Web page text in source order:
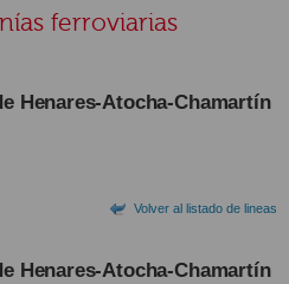
ferroviarias
Henares-Atocha-Chamartín
Volver al listado de lineas
Henares-Atocha-Chamartín